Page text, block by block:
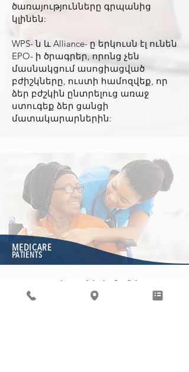
ծառայությունները գրպանից
կլինեն:
WPS- ն և Alliance- ը երկուսն էլ ունեն
EPO- ի ծրագրեր, որոնց չեն
մասնակցում ասոցիացված
բժիշկները, ուստի համոզվեք, որ
ձեր բժշկին ընտրելուց առաջ
ստուգեք ձեր ցանցի
մատակարարներին:
MEDICARE
PATIENTS